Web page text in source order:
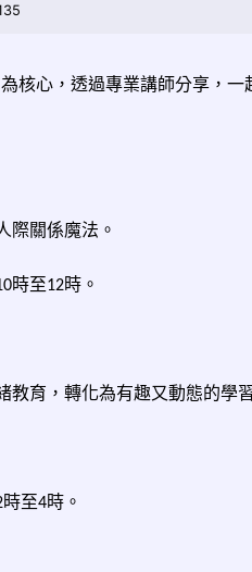
核心，透過專業講師分享，
際關係魔法。
時至12時。
教育，轉化為有趣又動態的學
時至4時。